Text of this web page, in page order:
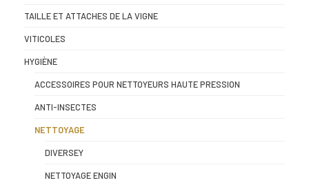
TAILLE ET ATTACHES DE LA VIGNE
VITICOLES
HYGIÈNE
ACCESSOIRES POUR NETTOYEURS HAUTE PRESSION
ANTI-INSECTES
NETTOYAGE
DIVERSEY
NETTOYAGE ENGIN